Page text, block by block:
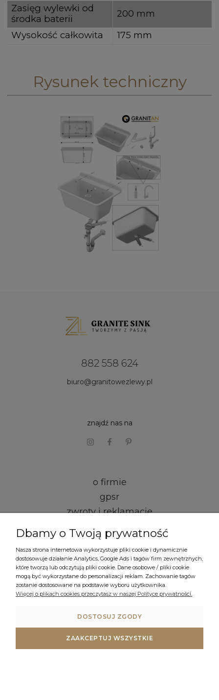
Zasięg wylewki od
środka baterii
200 mm
Wysokość całkowita
175 mm
Rysunek techniczny
882 558 624
biuro@granitowezlewy.pl
o firmie
gpsr
zwroty i reklamacje
kontakt i dane firmy
regulamin
formy płatności
czas i koszty dostawy
ustawienia plików cookies
znajdź nas na
Dbamy o Twoją prywatność
Nasza strona internetowa wykorzystuje pliki cookie i dynamicznie
dostosowuje działanie Analytics, Google Ads i tagów firm zewnętrznych,
które tworzą lub odczytują pliki cookie. Dane osobowe / pliki cookie
mogą być wykorzystane do personalizacji reklam. Zachowanie tagów
zostanie dostosowane na podstawie wyboru użytkownika.
Więcej o plikach cookies przeczytasz w naszej Polityce prywatności.
DOSTOSUJ ZGODY
ZAAKCEPTUJ WSZYSTKIE